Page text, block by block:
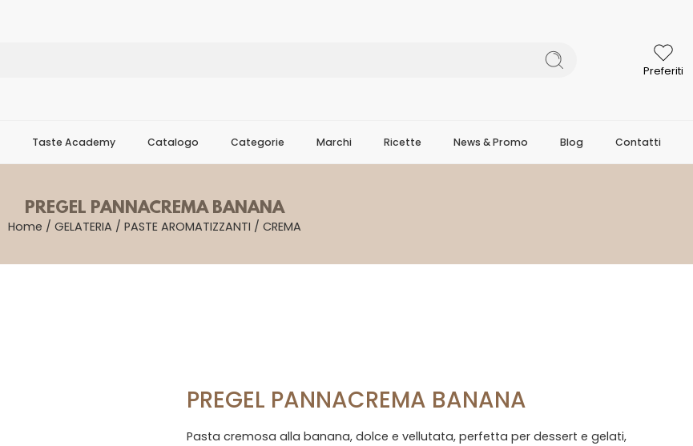
Preferiti
Taste Academy Catalogo Categorie Marchi Ricette News & Promo Blog Contatti
PREGEL PANNACREMA BANANA
Home / GELATERIA / PASTE AROMATIZZANTI / CREMA
PREGEL PANNACREMA BANANA
Pasta cremosa alla banana, dolce e vellutata, perfetta per dessert e gelati,